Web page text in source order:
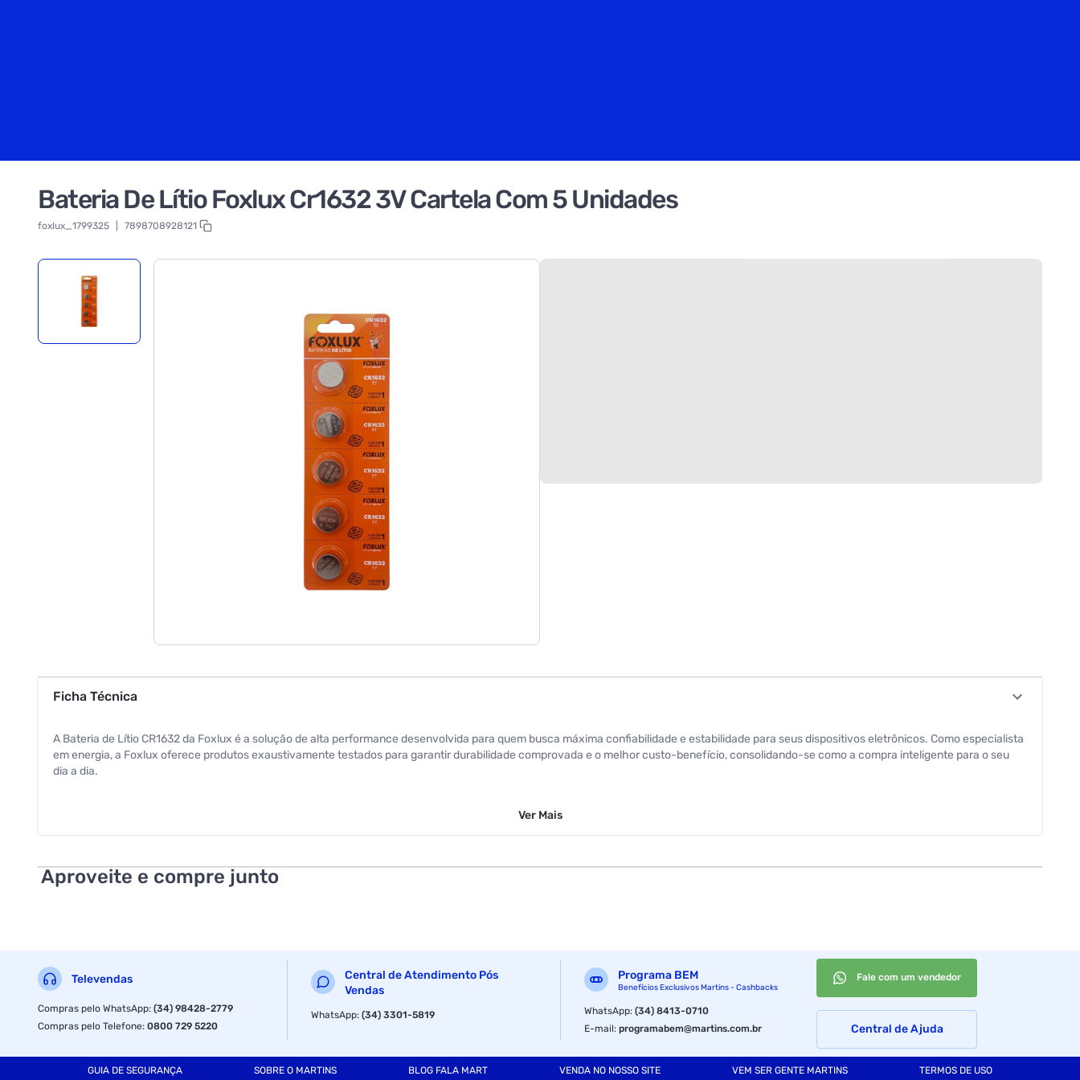
Bateria De Lítio Foxlux Cr1632 3V Cartela Com 5 Unidades
foxlux_1799325 7898708928121
Ficha Técnica
A Bateria de Lítio CR1632 da Foxlux é a solução de alta performance desenvolvida para quem busca máxima confiabilidade e estabilidade para seus dispositivos eletrônicos. Como especialista
em energia, a Foxlux oferece produtos exaustivamente testados para garantir durabilidade comprovada e o melhor custo-benefício, consolidando-se como a compra inteligente para o seu
dia a dia.
Ver Mais
Aproveite e compre junto
Televendas
Compras pelo WhatsApp:(34) 98428-2779
Compras pelo Telefone:0800 729 5220
Central de Atendimento Pós
Vendas
WhatsApp:(34) 3301-5819
Programa BEM
Benefícios Exclusivos Martins - Cashbacks
WhatsApp:(34) 8413-0710
E-mail:programabem@martins.com.br
Fale com um vendedor
Central de Ajuda
GUIA DE SEGURANÇA SOBRE O MARTINS BLOG FALA MART VENDA NO NOSSO SITE VEM SER GENTE MARTINS TERMOS DE USO